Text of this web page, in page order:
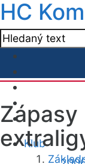
HC
Klub
Zápasy